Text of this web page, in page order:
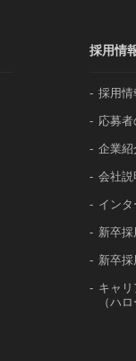
採用情
採用情
応募
企業紹
会社説
イン
新卒
新卒
キャリ
（ハ